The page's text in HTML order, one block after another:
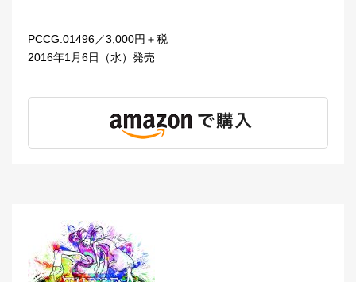
PCCG.01496／3,000円＋税
2016年1月6日（水）発売